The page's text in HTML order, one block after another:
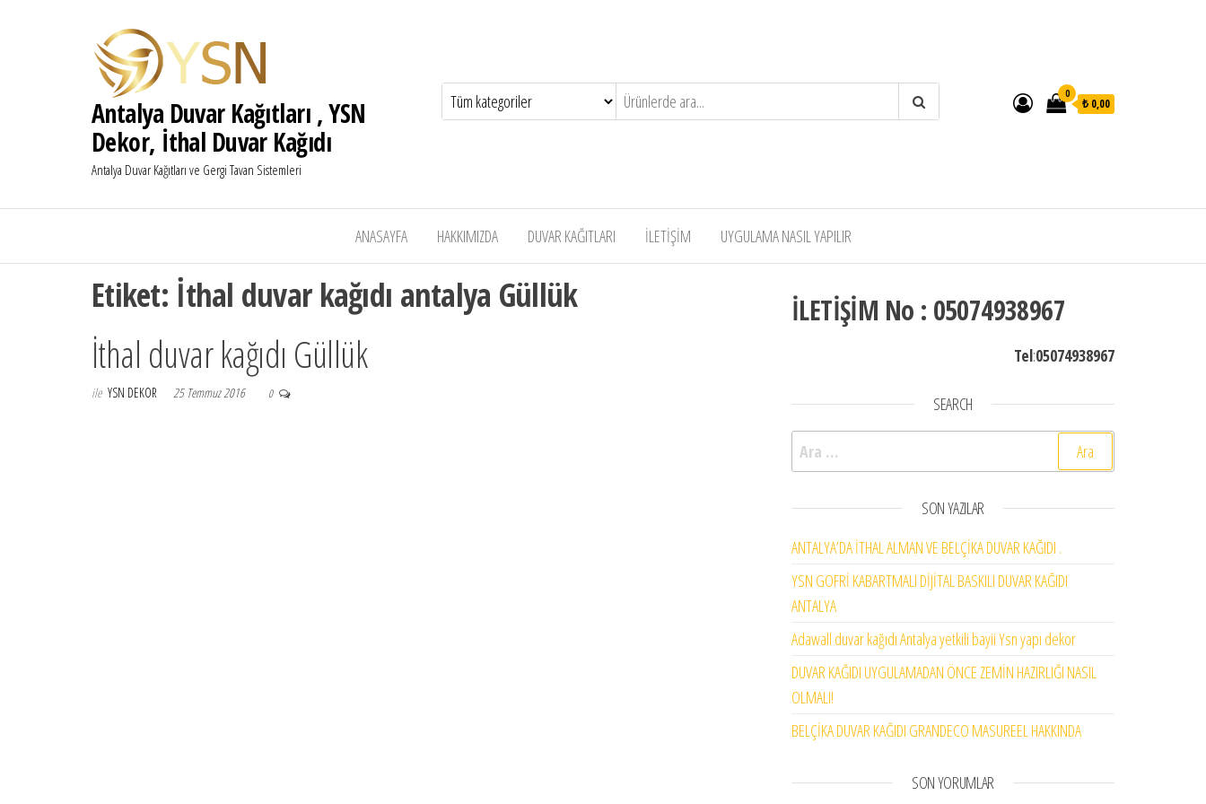
Antalya Duvar Kağıtları , YSN
Dekor, İthal Duvar Kağıdı
Antalya Duvar Kağıtları ve Gergi Tavan Sistemleri
0
₺ 0,00
ANASAYFA HAKKIMIZDA DUVAR KAĞITLARI İLETİŞİM UYGULAMA NASIL YAPILIR
Etiket: İthal duvar kağıdı antalya Güllük
İthal duvar kağıdı Güllük
ile YSN DEKOR 25 Temmuz 2016 0
İLETİŞİM No : 05074938967
Tel:05074938967
SEARCH
Arama:
SON YAZILAR
ANTALYA’DA İTHAL ALMAN VE BELÇİKA DUVAR KAĞIDI .
YSN GOFRİ KABARTMALI DİJİTAL BASKILI DUVAR KAĞIDI
ANTALYA
Adawall duvar kağıdı Antalya yetkili bayii Ysn yapı dekor
DUVAR KAĞIDI UYGULAMADAN ÖNCE ZEMİN HAZIRLIĞI NASIL
OLMALI!
BELÇİKA DUVAR KAĞIDI GRANDECO MASUREEL HAKKINDA
SON YORUMLAR